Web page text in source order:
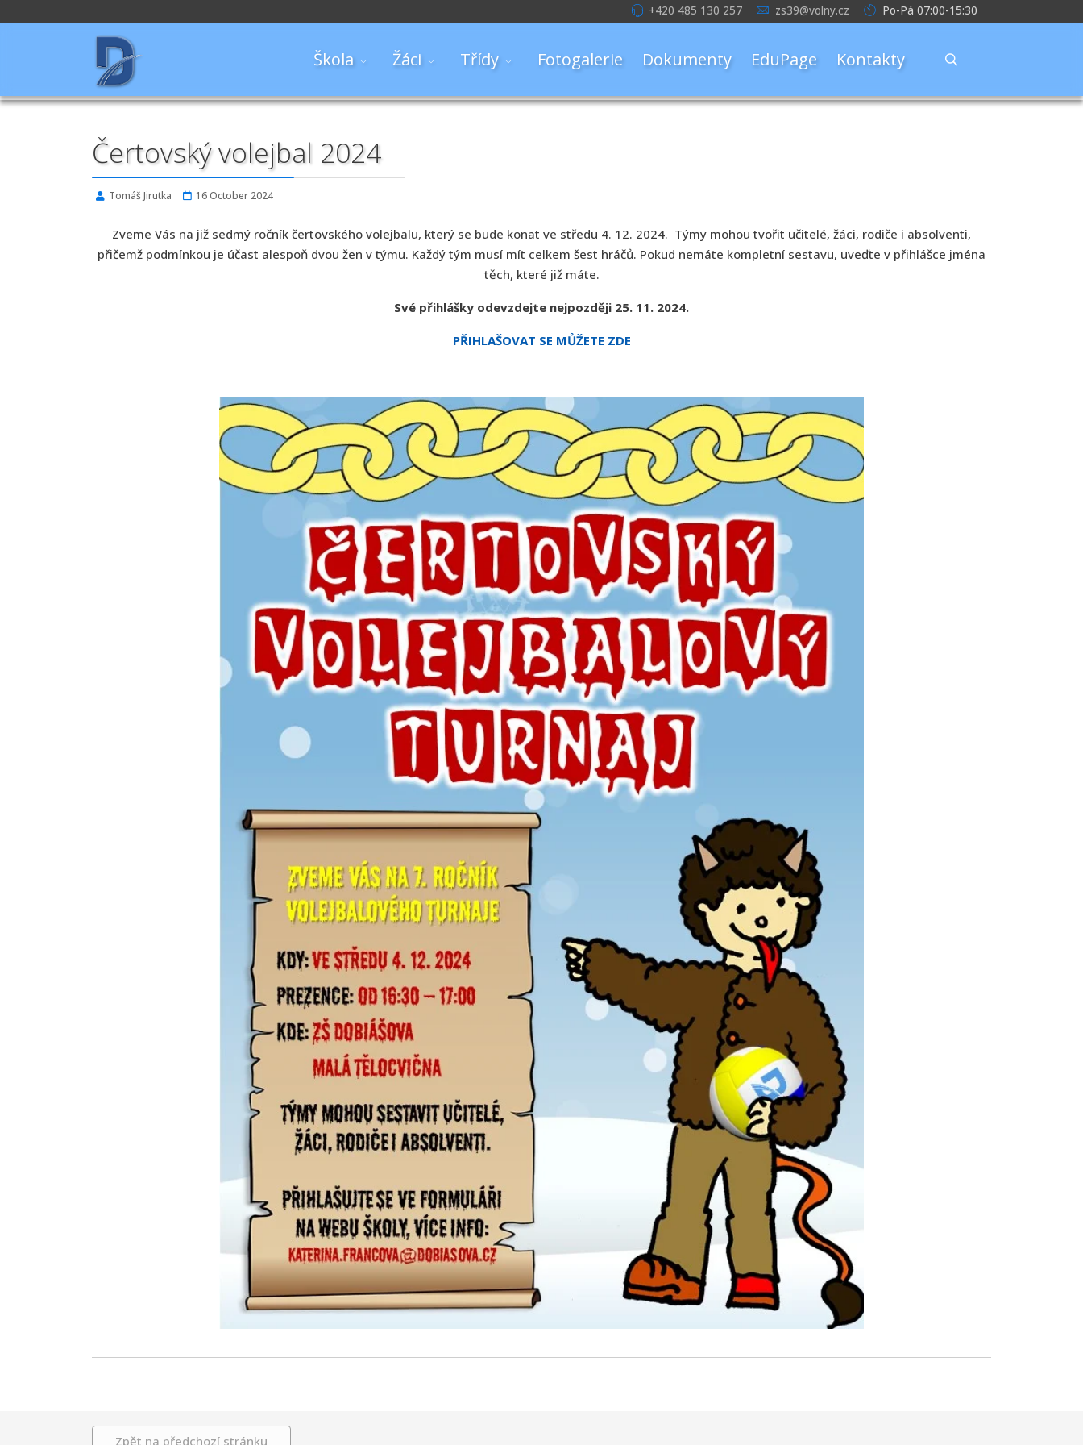
+420 485 130 257 zs39@volny.cz Po-Pá 07:00-15:30
Škola Žáci Třídy Fotogalerie Dokumenty EduPage Kontakty
Čertovský volejbal 2024
Tomáš Jirutka 16 October 2024
Zveme Vás na již sedmý ročník čertovského volejbalu, který se bude konat ve středu 4. 12. 2024. Týmy mohou tvořit učitelé, žáci, rodiče i absolventi,
přičemž podmínkou je účast alespoň dvou žen v týmu. Každý tým musí mít celkem šest hráčů. Pokud nemáte kompletní sestavu, uveďte v přihlášce jména
těch, které již máte.
Své přihlášky odevzdejte nejpozději 25. 11. 2024.
PŘIHLAŠOVAT SE MŮŽETE ZDE
Zpět na předchozí stránku